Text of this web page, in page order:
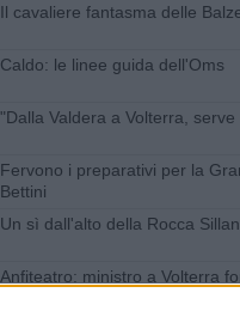
Il cavaliere fantasma delle
Caldo: le linee guida dell'Oms
"Dalla Valdera a Volterra,
Fervono i preparativi per la
Bettini
Un sì dall'alto della Rocca
Anfiteatro: ministro a Volterra